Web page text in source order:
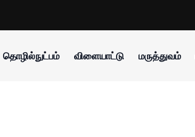
தொழில்நுட்பம் விளையாட்டு மருத்துவம்